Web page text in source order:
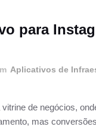
para
Aplicativos de
de negócios,
mas